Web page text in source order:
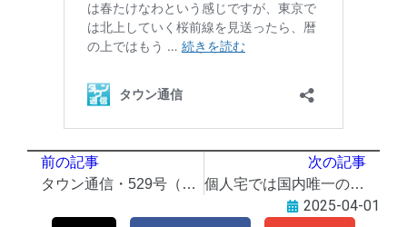
前の記事
タウン通信・529号（2025年4月2日発行）
次の記事
個人宅では国内唯一の… 西東京市の住宅地に「希少生物」がすむ庭
2025-04-01